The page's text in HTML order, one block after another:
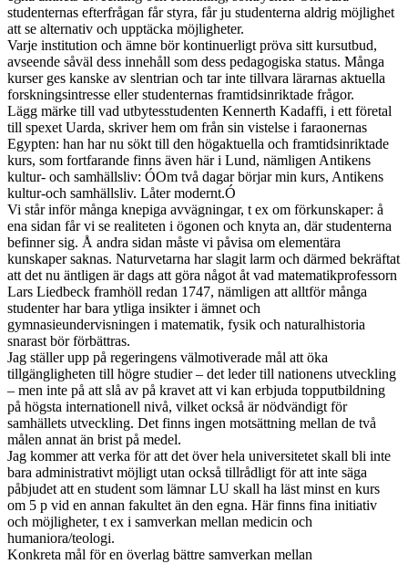
studenternas efterfrågan får styra, får ju studenterna aldrig möjlighet
att se alternativ och upptäcka möjligheter.
Varje institution och ämne bör kontinuerligt pröva sitt kursutbud,
avseende såväl dess innehåll som dess pedagogiska status. Många
kurser ges kanske av slentrian och tar inte tillvara lärarnas aktuella
forskningsintresse eller studenternas framtidsinriktade frågor.
Lägg märke till vad utbytesstudenten Kennerth Kadaffi, i ett företal
till spexet Uarda, skriver hem om från sin vistelse i faraonernas
Egypten: han har nu sökt till den högaktuella och framtidsinriktade
kurs, som fortfarande finns även här i Lund, nämligen Antikens
kultur- och samhällsliv: ÓOm två dagar börjar min kurs, Antikens
kultur-och samhällsliv. Låter modernt.Ó
Vi står inför många knepiga avvägningar, t ex om förkunskaper: å
ena sidan får vi se realiteten i ögonen och knyta an, där studenterna
befinner sig. Å andra sidan måste vi påvisa om elementära
kunskaper saknas. Naturvetarna har slagit larm och därmed bekräftat
att det nu äntligen är dags att göra något åt vad matematikprofessorn
Lars Liedbeck framhöll redan 1747, nämligen att alltför många
studenter har bara ytliga insikter i ämnet och
gymnasieundervisningen i matematik, fysik och naturalhistoria
snarast bör förbättras.
Jag ställer upp på regeringens välmotiverade mål att öka
tillgängligheten till högre studier – det leder till nationens utveckling
– men inte på att slå av på kravet att vi kan erbjuda topputbildning
på högsta internationell nivå, vilket också är nödvändigt för
samhällets utveckling. Det finns ingen motsättning mellan de två
målen annat än brist på medel.
Jag kommer att verka för att det över hela universitetet skall bli inte
bara administrativt möjligt utan också tillrådligt för att inte säga
påbjudet att en student som lämnar LU skall ha läst minst en kurs
om 5 p vid en annan fakultet än den egna. Här finns fina initiativ
och möjligheter, t ex i samverkan mellan medicin och
humaniora/teologi.
Konkreta mål för en överlag bättre samverkan mellan